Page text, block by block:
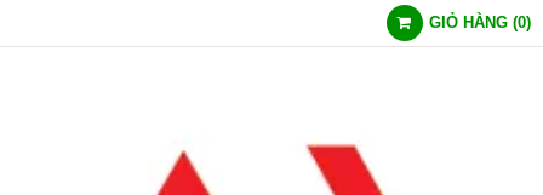
GIỎ HÀNG (0)